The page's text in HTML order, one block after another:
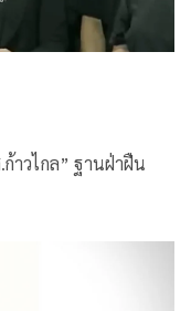
าวไกล” ฐานฝ่าฝืน